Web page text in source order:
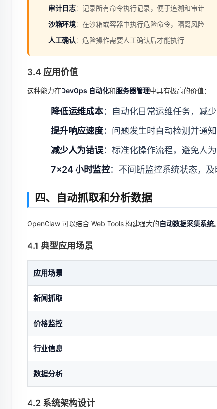
审计日志：记录所有命令执行记录，便于追溯和审计
沙箱环境：在沙箱或容器中执行危险命令，隔离风险
人工确认：危险操作需要人工确认后才能执行
3.4 应用价值
这种能力在DevOps 自动化和服务器管理中具有极高的价值：
降低运维成本：自动化日常运维任务，减
提升响应速度：问题发生时自动检测并通
减少人为错误：标准化操作流程，避免人
7×24 小时监控：不间断监控系统状态，
四、自动抓取和分析数据
OpenClaw 可以结合 Web Tools 构建强大的自动数据采集系统
4.1 典型应用场景
应用场景
新闻抓取
价格监控
行业信息
数据分析
4.2 系统架构设计